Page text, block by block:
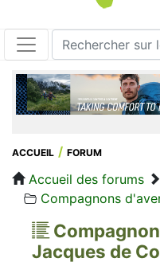
ACCUEIL FORUM
Accueil des forums
Compagnons
Jacques de